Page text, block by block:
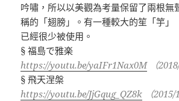
吟嘯，所以以美觀為考量保留了兩根無
稱的「翅膀」。有一種較大的笙「竽」
已經很少被使用。
§福島で雅楽
https://youtu.be/yaIFr1Nax0M
（
§飛天涅槃
https://youtu.be/JjGqug_QZ8k
（2015/